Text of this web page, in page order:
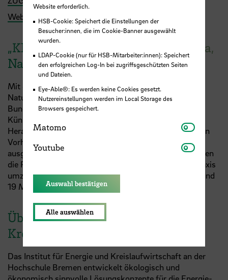
Website des Projekts
„KI-Leuchttürme für Umwelt, Klima,
Natur und Ressourcen“
Mit der Initiative „KI-Leuchttürme für Umwelt, Klima,
Natur und Ressourcen“ fördert das
Bundesumweltministerium innovative Projekte, die
Künstliche Intelligenz einsetzen, um ökologische
Herausforderungen zu bewältigen. Die acht geförderten
Vorhaben wurden aus 300 eingereichten Ideen
ausgewählt. Nach der geförderten Konzeptphase werden
die Projekte nun dabei unterstützt, ihre Ideen in die Praxis
umzusetzen. Das Fördervolumen beträgt insgesamt rund
19 Millionen Euro.
Über das Institut für Energie und
Kreislaufwirtschaft
Das Institut für Energie und Kreislaufwirtschaft an der
Hochschule Bremen entwickelt ökologisch und
Website erforderlich.
HSB-Cookie: Speichert die Einstellungen der
Besucher:innen, die im Cookie-Banner ausgewählt
wurden.
LDAP-Cookie (nur für HSB-Mitarbeiter:innen): Speichert
den erfolgreichen Log-In bei zugriffsgeschützten Seiten
und Dateien.
Eye-Able®: Es werden keine Cookies gesetzt.
Nutzereinstellungen werden im Local Storage des
Browsers gespeichert.
Matomo Matomo
Youtube Youtube
Auswahl bestätigen
Alle auswählen